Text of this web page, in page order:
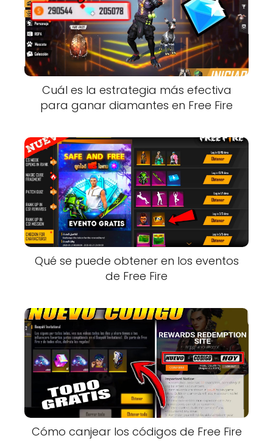
Cuál es la estrategia más efectiva
para ganar diamantes en Free Fire
Qué se puede obtener en los eventos
de Free Fire
Cómo canjear los códigos de Free Fire